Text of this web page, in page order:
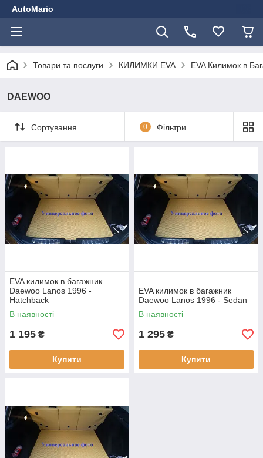
AutoMario
Товари та послуги КИЛИМКИ EVA EVA Килимок в
DAEWOO
Сортування 0 Фільтри
EVA килимок в багажник
Daewoo Lanos 1996 -
Hatchback
В наявності
1 195 ₴
Купити
EVA килимок в багажник
Daewoo Lanos 1996 - Sedan
В наявності
1 295 ₴
Купити